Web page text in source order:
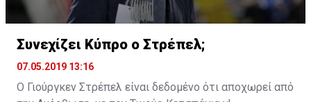
Συνεχίζει Κύπρο ο Στρέπελ;
07.05.2019 13:16
Ο Γιούργκεν Στρέπελ είναι δεδομένο ότι αποχωρεί από